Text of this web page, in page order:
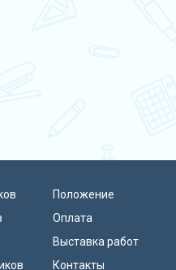
Положение
Оплата
Выставка работ
Контакты